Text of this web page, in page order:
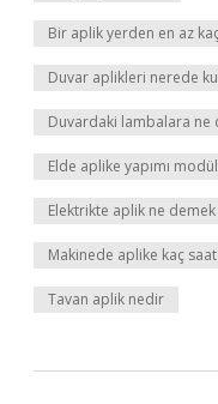
Bir aplik yerden en az
Duvar aplikleri nerede
Duvardaki lambalara ne
Elde aplike yapımı
Elektrikte aplik ne demek
Makinede aplike kaç saat
Tavan aplik nedir